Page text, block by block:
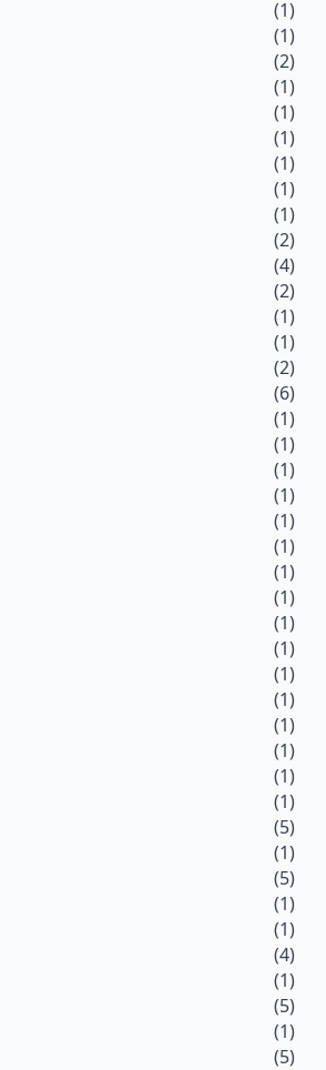
(1)
(1)
(2)
(1)
(1)
(1)
(1)
(1)
(1)
(2)
(4)
(2)
(1)
(1)
(2)
(6)
(1)
(1)
(1)
(1)
(1)
(1)
(1)
(1)
(1)
(1)
(1)
(1)
(1)
(1)
(1)
(1)
(5)
(1)
(5)
(1)
(1)
(4)
(1)
(5)
(1)
(5)